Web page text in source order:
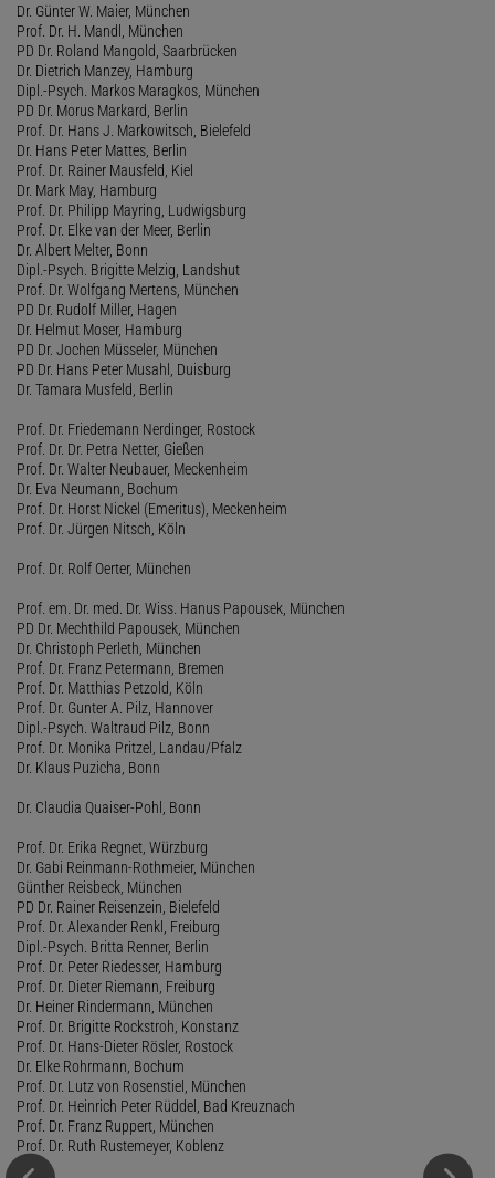
Dr. Günter W. Maier, München
Prof. Dr. H. Mandl, München
PD Dr. Roland Mangold, Saarbrücken
Dr. Dietrich Manzey, Hamburg
Dipl.-Psych. Markos Maragkos, München
PD Dr. Morus Markard, Berlin
Prof. Dr. Hans J. Markowitsch, Bielefeld
Dr. Hans Peter Mattes, Berlin
Prof. Dr. Rainer Mausfeld, Kiel
Dr. Mark May, Hamburg
Prof. Dr. Philipp Mayring, Ludwigsburg
Prof. Dr. Elke van der Meer, Berlin
Dr. Albert Melter, Bonn
Dipl.-Psych. Brigitte Melzig, Landshut
Prof. Dr. Wolfgang Mertens, München
PD Dr. Rudolf Miller, Hagen
Dr. Helmut Moser, Hamburg
PD Dr. Jochen Müsseler, München
PD Dr. Hans Peter Musahl, Duisburg
Dr. Tamara Musfeld, Berlin
Prof. Dr. Friedemann Nerdinger, Rostock
Prof. Dr. Dr. Petra Netter, Gießen
Prof. Dr. Walter Neubauer, Meckenheim
Dr. Eva Neumann, Bochum
Prof. Dr. Horst Nickel (Emeritus), Meckenheim
Prof. Dr. Jürgen Nitsch, Köln
Prof. Dr. Rolf Oerter, München
Prof. em. Dr. med. Dr. Wiss. Hanus Papousek, München
PD Dr. Mechthild Papousek, München
Dr. Christoph Perleth, München
Prof. Dr. Franz Petermann, Bremen
Prof. Dr. Matthias Petzold, Köln
Prof. Dr. Gunter A. Pilz, Hannover
Dipl.-Psych. Waltraud Pilz, Bonn
Prof. Dr. Monika Pritzel, Landau/Pfalz
Dr. Klaus Puzicha, Bonn
Dr. Claudia Quaiser-Pohl, Bonn
Prof. Dr. Erika Regnet, Würzburg
Dr. Gabi Reinmann-Rothmeier, München
Günther Reisbeck, München
PD Dr. Rainer Reisenzein, Bielefeld
Prof. Dr. Alexander Renkl, Freiburg
Dipl.-Psych. Britta Renner, Berlin
Prof. Dr. Peter Riedesser, Hamburg
Prof. Dr. Dieter Riemann, Freiburg
Dr. Heiner Rindermann, München
Prof. Dr. Brigitte Rockstroh, Konstanz
Prof. Dr. Hans-Dieter Rösler, Rostock
Dr. Elke Rohrmann, Bochum
Prof. Dr. Lutz von Rosenstiel, München
Prof. Dr. Heinrich Peter Rüddel, Bad Kreuznach
Prof. Dr. Franz Ruppert, München
Prof. Dr. Ruth Rustemeyer, Koblenz